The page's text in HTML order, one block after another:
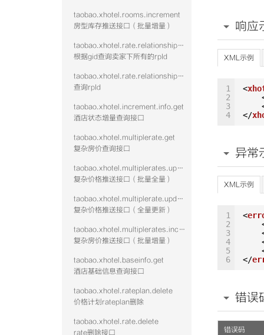
taobao.xhotel.rooms.increment
房型库存推送接口（批量增量）
taobao.xhotel.rate.relationshipwithrp.get
根据gid查询卖家下所有的rpId
taobao.xhotel.rate.relationshipwithroom.get
查询rpId
taobao.xhotel.increment.info.get
酒店状态增量查询接口
taobao.xhotel.multiplerate.get
复杂房价查询接口
taobao.xhotel.multiplerates.update
复杂价格推送接口（批量全量）
taobao.xhotel.multiplerate.update
复杂价格推送接口（全量更新）
taobao.xhotel.multiplerates.increment
复杂房价推送接口（批量增量）
taobao.xhotel.baseinfo.get
酒店基础信息查询接口
taobao.xhotel.rateplan.delete
价格计划rateplan删除
taobao.xhotel.rate.delete
rate删除接口
响应
XML示例
1
2
3
4
<
</
异常
XML示例
1
2
3
4
5
6
<
</
错误
错误码